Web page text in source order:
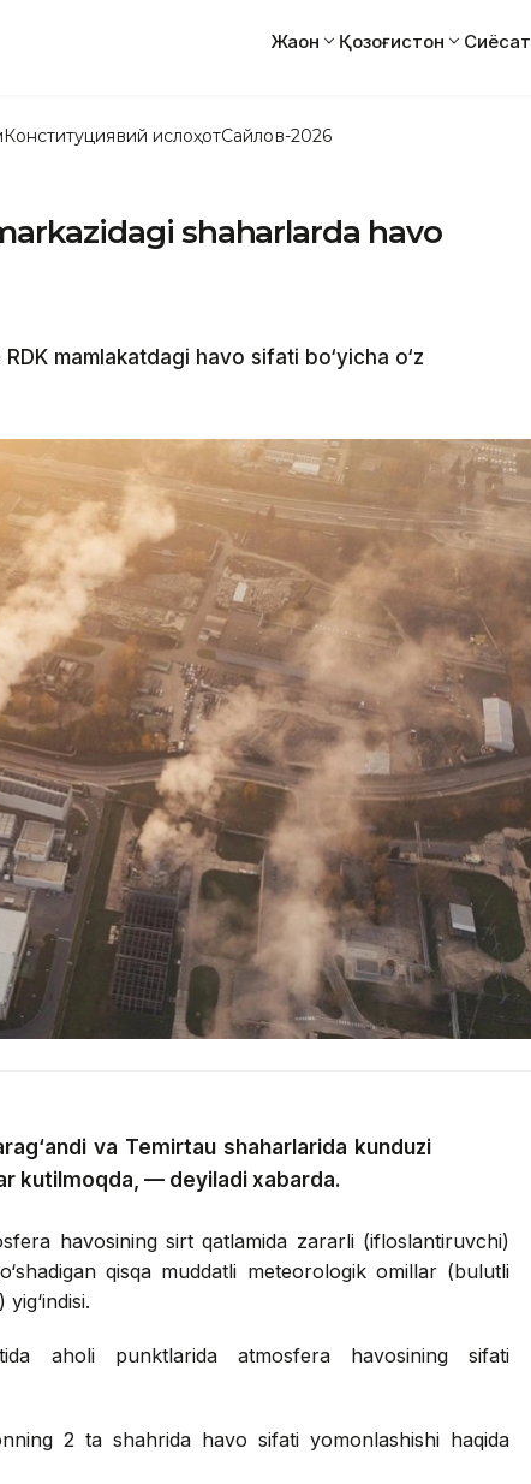
Жаҳон Қозоғистон Сиёсат
Конституциявий ислоҳотСайлов-2026
shaharlarda havo
mamlakatdagi havo sifati bo‘yicha o‘z
va Temirtau shaharlarida kunduzi
kutilmoqda, — deyiladi xabarda.
havosining sirt qatlamida zararli (ifloslantiruvchi)
qisqa muddatli meteorologik omillar (bulutli
aholi punktlarida atmosfera havosining sifati
2 ta shahrida havo sifati yomonlashishi haqida